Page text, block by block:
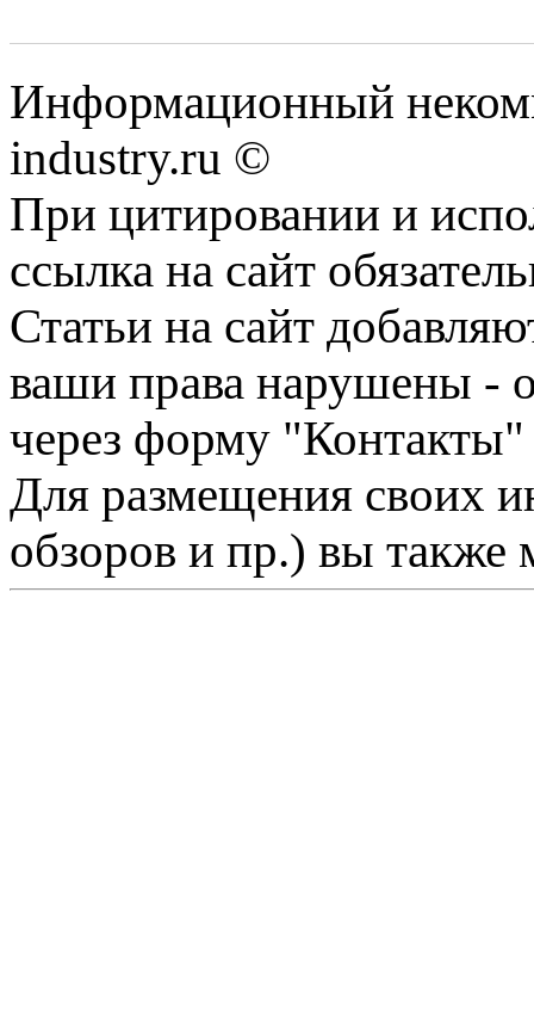
Информационный
industry.ru ©
При цитировании и
ссылка на сайт
Статьи на сайт
ваши права нарушены -
через форму "Контакты"
Для размещения своих
обзоров и пр.) вы также